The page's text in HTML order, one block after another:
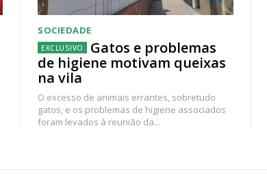
SOCIEDADE
Gatos e problemas
de higiene motivam queixas
na vila
O excesso de animais errantes, sobretudo
gatos, e os problemas de higiene associados
foram levados à reunião da...